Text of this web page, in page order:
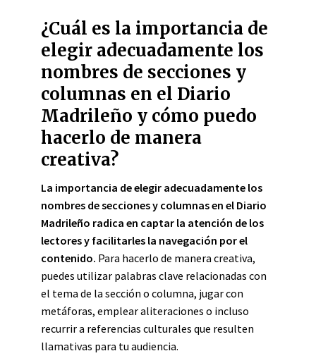
¿Cuál es la importancia de
elegir adecuadamente los
nombres de secciones y
columnas en el Diario
Madrileño y cómo puedo
hacerlo de manera
creativa?
La importancia de elegir adecuadamente los
nombres de secciones y columnas en el Diario
Madrileño radica en captar la atención de los
lectores y facilitarles la navegación por el
contenido. Para hacerlo de manera creativa,
puedes utilizar palabras clave relacionadas con
el tema de la sección o columna, jugar con
metáforas, emplear aliteraciones o incluso
recurrir a referencias culturales que resulten
llamativas para tu audiencia.